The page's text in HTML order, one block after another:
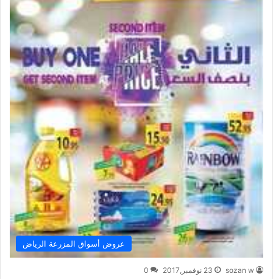
عروض أسواق المزرعة الرياض
sozan w 23 نوفمبر,2017 0